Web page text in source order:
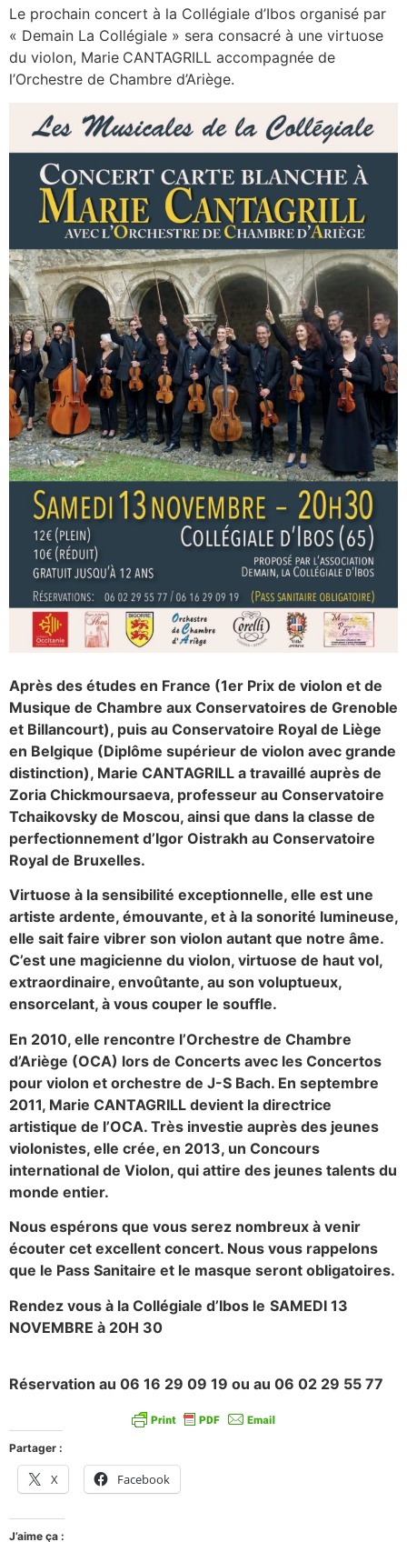
Le prochain concert à la Collégiale d’Ibos organisé par
« Demain La Collégiale » sera consacré à une virtuose
du violon, Marie CANTAGRILL accompagnée de
l’Orchestre de Chambre d’Ariège.
Après des études en France (1er Prix de violon et de
Musique de Chambre aux Conservatoires de Grenoble
et Billancourt), puis au Conservatoire Royal de Liège
en Belgique (Diplôme supérieur de violon avec grande
distinction), Marie CANTAGRILL a travaillé auprès de
Zoria Chickmoursaeva, professeur au Conservatoire
Tchaikovsky de Moscou, ainsi que dans la classe de
perfectionnement d’Igor Oistrakh au Conservatoire
Royal de Bruxelles.
Virtuose à la sensibilité exceptionnelle, elle est une
artiste ardente, émouvante, et à la sonorité lumineuse,
elle sait faire vibrer son violon autant que notre âme.
C’est une magicienne du violon, virtuose de haut vol,
extraordinaire, envoûtante, au son voluptueux,
ensorcelant, à vous couper le souffle.
En 2010, elle rencontre l’Orchestre de Chambre
d’Ariège (OCA) lors de Concerts avec les Concertos
pour violon et orchestre de J-S Bach. En septembre
2011, Marie CANTAGRILL devient la directrice
artistique de l’OCA. Très investie auprès des jeunes
violonistes, elle crée, en 2013, un Concours
international de Violon, qui attire des jeunes talents du
monde entier.
Nous espérons que vous serez nombreux à venir
écouter cet excellent concert. Nous vous rappelons
que le Pass Sanitaire et le masque seront obligatoires.
Rendez vous à la Collégiale d’Ibos le SAMEDI 13
NOVEMBRE à 20H 30
Réservation au 06 16 29 09 19 ou au 06 02 29 55 77
Partager :
X Facebook
J’aime ça :